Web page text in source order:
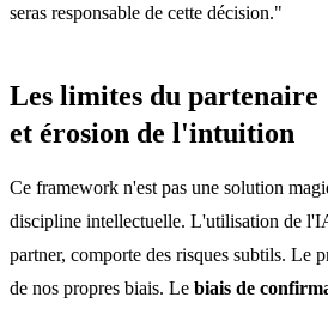
seras responsable de cette décision."
Les limites du partenaire
et érosion de l'intuition
Ce framework n'est pas une solution
discipline intellectuelle. L'utilisation de
partner, comporte des risques subtils. Le
de nos propres biais. Le biais de